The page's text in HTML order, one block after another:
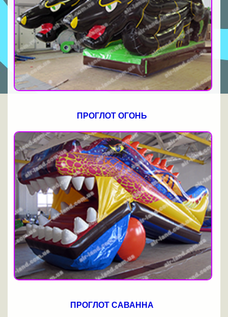
ПРОГЛОТ ОГОНЬ
ПРОГЛОТ САВАННА